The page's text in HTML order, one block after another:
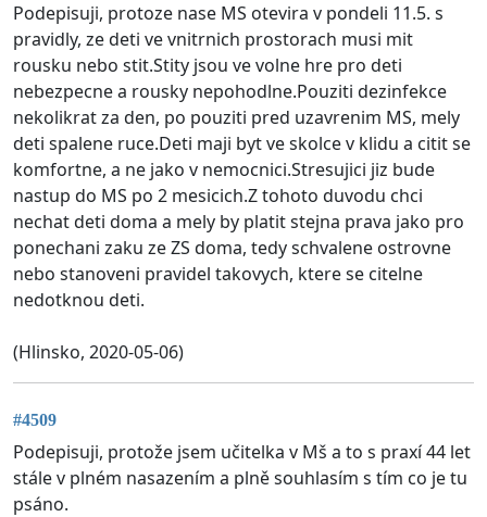
Podepisuji, protoze nase MS otevira v pondeli 11.5. s
pravidly, ze deti ve vnitrnich prostorach musi mit
rousku nebo stit.Stity jsou ve volne hre pro deti
nebezpecne a rousky nepohodlne.Pouziti dezinfekce
nekolikrat za den, po pouziti pred uzavrenim MS, mely
deti spalene ruce.Deti maji byt ve skolce v klidu a citit se
komfortne, a ne jako v nemocnici.Stresujici jiz bude
nastup do MS po 2 mesicich.Z tohoto duvodu chci
nechat deti doma a mely by platit stejna prava jako pro
ponechani zaku ze ZS doma, tedy schvalene ostrovne
nebo stanoveni pravidel takovych, ktere se citelne
nedotknou deti.
(Hlinsko, 2020-05-06)
#4509
Podepisuji, protože jsem učitelka v Mš a to s praxí 44 let
stále v plném nasazením a plně souhlasím s tím co je tu
psáno.